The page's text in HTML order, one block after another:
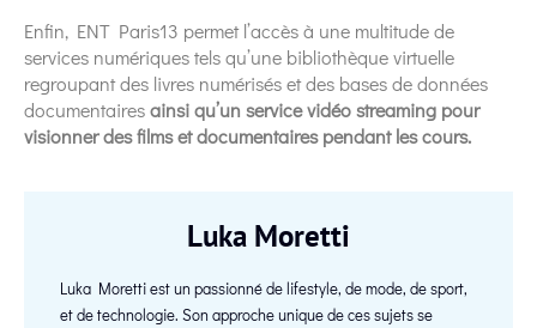
Enfin, ENT Paris13 permet l’accès à une multitude de
services numériques tels qu’une bibliothèque virtuelle
regroupant des livres numérisés et des bases de données
documentairesainsi qu’un service vidéo streaming pour
visionner des films et documentaires pendant les cours.
Luka Moretti
Luka Moretti est un passionné de lifestyle, de mode, de sport,
et de technologie. Son approche unique de ces sujets se